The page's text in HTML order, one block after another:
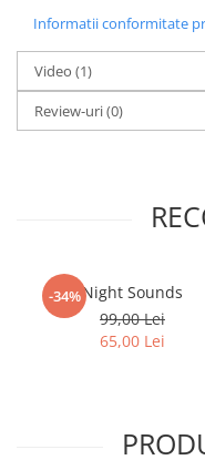
Informatii conformitate
Video (1)
Review-uri(0)
-34%Night Sounds
99,00 Lei
65,00 Lei